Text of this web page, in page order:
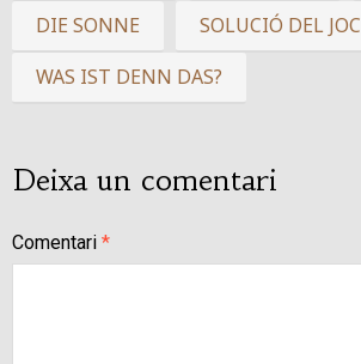
DIE SONNE
SOLUCIÓ DEL JOC
WAS IST DENN DAS?
Deixa un comentari
Comentari *